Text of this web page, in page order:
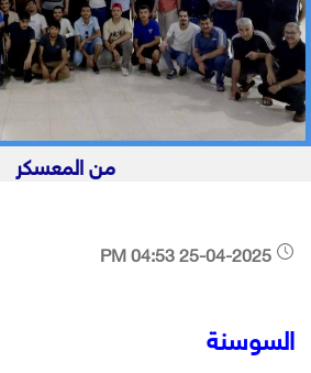
من المعسكر
السوسنة